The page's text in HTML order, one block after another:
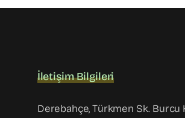
İletişim Bilgileri
Derebahçe, Türkmen Sk. Burcu